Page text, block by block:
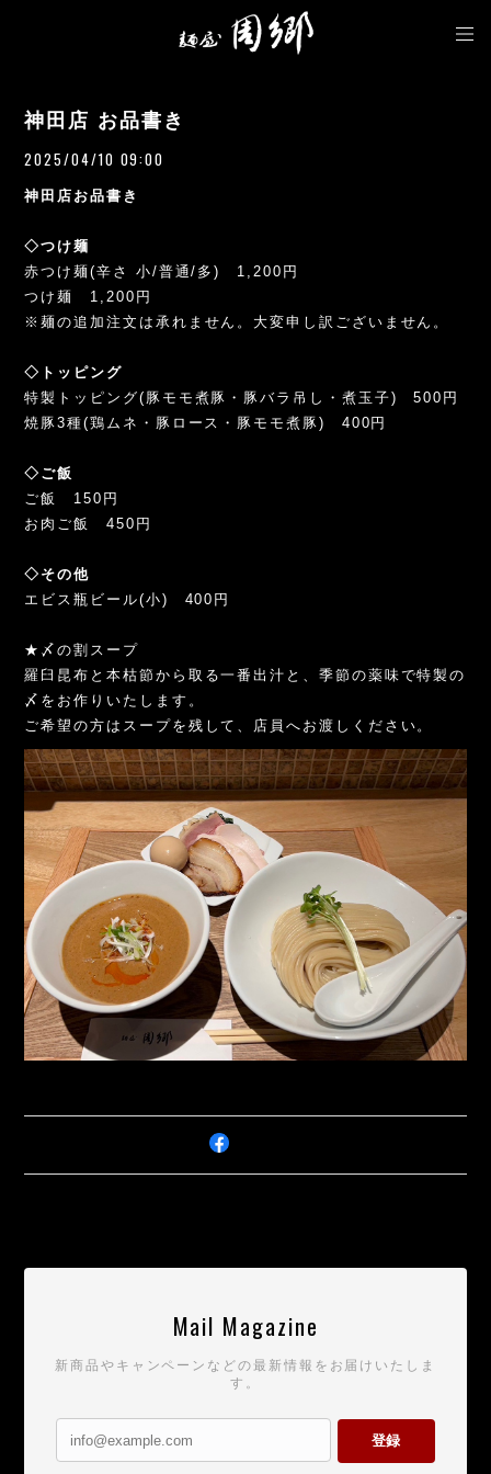
神田店 お品書き
2025/04/10 09:00
神田店お品書き
◇つけ麺
赤つけ麺(辛さ 小/普通/多) 1,200円
つけ麺 1,200円
※麺の追加注文は承れません。大変申し訳ございません。
◇トッピング
特製トッピング(豚モモ煮豚・豚バラ吊し・煮玉子) 500円
焼豚3種(鶏ムネ・豚ロース・豚モモ煮豚) 400円
◇ご飯
ご飯 150円
お肉ご飯 450円
◇その他
エビス瓶ビール(小) 400円
★〆の割スープ
羅臼昆布と本枯節から取る一番出汁と、季節の薬味で特製の
〆をお作りいたします。
ご希望の方はスープを残して、店員へお渡しください。
Mail Magazine
新商品やキャンペーンなどの最新情報をお届けいたしま
す。
登録